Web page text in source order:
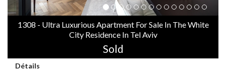
1308 - Ultra Luxurious Apartment For Sale In The White
City Residence In Tel Aviv
Sold
Détails